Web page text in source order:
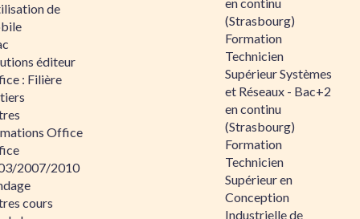
de
éditeur
: Filière
Office
2007/2010
cours
(Strasbourg)
Formation
Technicien
Supérieur Systèmes
et Réseaux - Bac+2
en continu
(Strasbourg)
Formation
Technicien
Supérieur en
Conception
Industrielle de